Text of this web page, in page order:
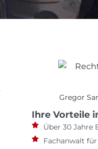
Gregor
Ihre Vorteile
Über 30 Jahre
Fachanwalt